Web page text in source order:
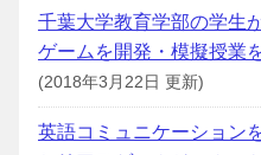
千葉大学教育学部の学生
ゲームを開発・模擬授業
(2018年3月22日 更新)
英語コミュニケーション